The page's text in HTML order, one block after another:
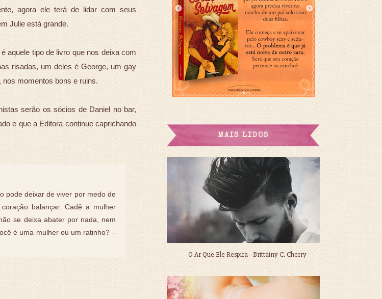
agora ele terá de lidar com seus
Julie está grande.
aquele tipo de livro que nos deixa com
risadas, um deles é George, um gay
momentos bons e ruins.
serão os sócios de Daniel no bar,
e que a Editora continue caprichando
pode deixar de viver por medo de
balançar. Cadê a mulher
se deixa abater por nada, nem
é uma mulher ou um ratinho? –
MAIS LIDOS
O Ar Que Ele Respira - Brittainy C. Cherry